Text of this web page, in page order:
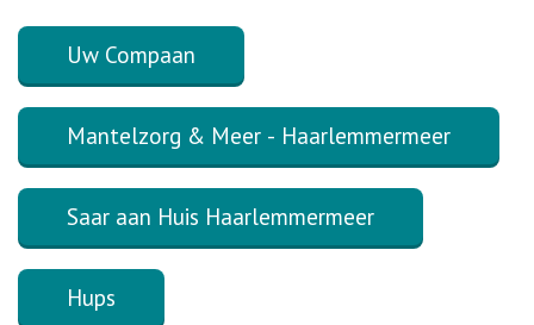
Uw Compaan
Mantelzorg & Meer - Haarlemmermeer
Saar aan Huis Haarlemmermeer
Hups